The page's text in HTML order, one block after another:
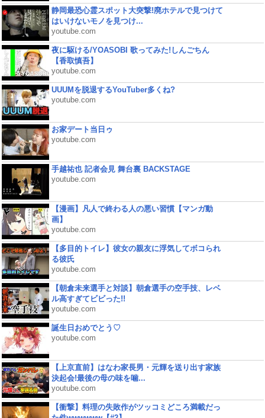
静岡最恐心霊スポット大突撃!廃ホテルで見つけて
はいけないモノを見つけ...
youtube.com
夜に駆ける/YOASOBI 歌ってみた!しんごちん
【香取慎吾】
youtube.com
UUUMを脱退するYouTuber多くね?
youtube.com
お家デート当日ゥ
youtube.com
手越祐也 記者会見 舞台裏 BACKSTAGE
youtube.com
【漫画】凡人で終わる人の悪い習慣【マンガ動
画】
youtube.com
【多目的トイレ】彼女の親友に浮気してボコられ
る彼氏
youtube.com
【朝倉未来選手と対談】朝倉選手の空手技、レベ
ル高すぎてビビった!!
youtube.com
誕生日おめでとう♡
youtube.com
【上京直前】はなわ家長男・元輝を送り出す家族
決起会!最後の母の味を噛...
youtube.com
【衝撃】料理の失敗作がツッコミどころ満載だっ